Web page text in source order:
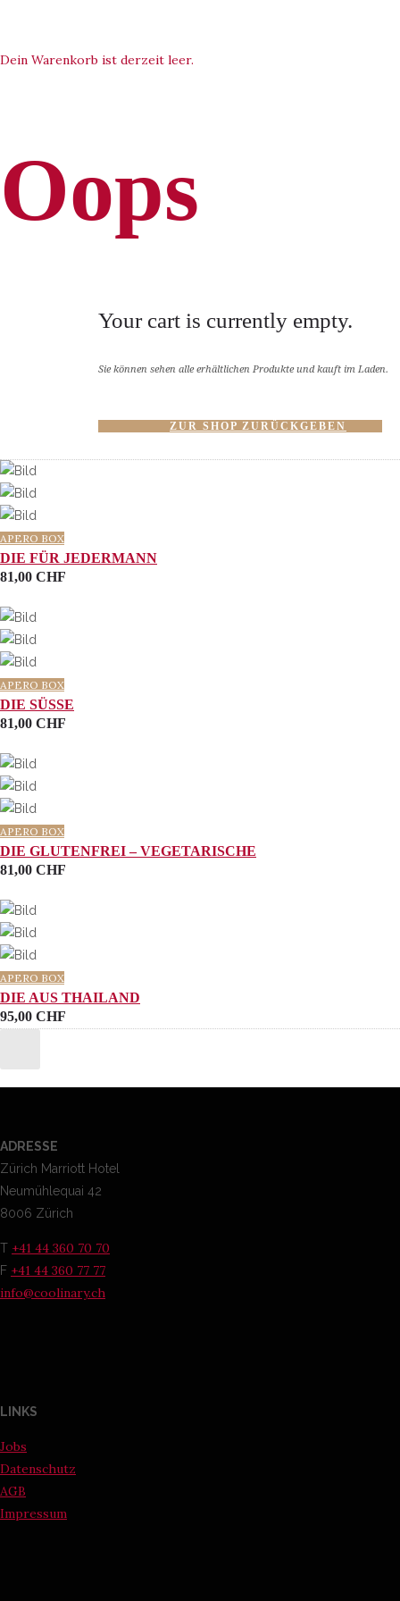
Dein Warenkorb ist derzeit leer.
Oops
Your cart is currently empty.
Sie können sehen alle erhältlichen Produkte und kauft im Laden.
ZUR SHOP ZURÜCKGEBEN
APERO BOX
DIE FÜR JEDERMANN
81,00 CHF
APERO BOX
DIE SÜSSE
81,00 CHF
APERO BOX
DIE GLUTENFREI – VEGETARISCHE
81,00 CHF
APERO BOX
DIE AUS THAILAND
95,00 CHF
ADRESSE
Zürich Marriott Hotel
Neumühlequai 42
8006 Zürich
T +41 44 360 70 70
F +41 44 360 77 77
info@coolinary.ch
LINKS
Jobs
Datenschutz
AGB
Impressum